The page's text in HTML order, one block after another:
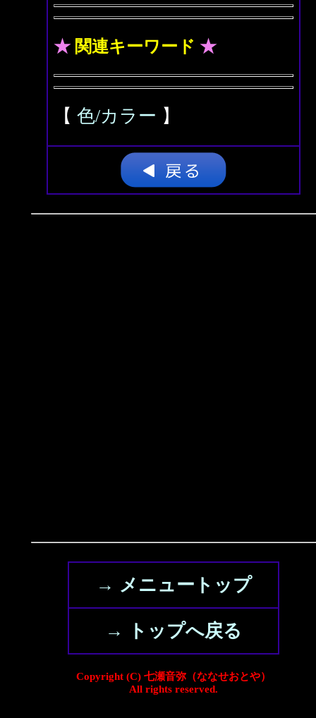
★ 関連キーワード ★
【 色/カラー 】
→ メニュートップ
→ トップへ戻る
Copyright (C) 七瀬音弥（ななせおとや）
All rights reserved.